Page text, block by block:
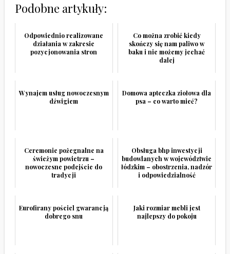
Podobne artykuły:
Odpowiednio realizowane
działania w zakresie
pozycjonowania stron
Co można zrobić kiedy
skończy się nam paliwo w
baku i nie możemy jechać
dalej
Wynajem usług nowoczesnym
dźwigiem
Domowa apteczka ziołowa dla
psa – co warto mieć?
Ceremonie pożegnalne na
świeżym powietrzu –
nowoczesne podejście do
tradycji
Obsługa bhp inwestycji
budowlanych w województwie
łódzkim – obostrzenia, nadzór
i odpowiedzialność
Eurofirany pościel gwarancją
dobrego snu
Jaki rozmiar mebli jest
najlepszy do pokoju